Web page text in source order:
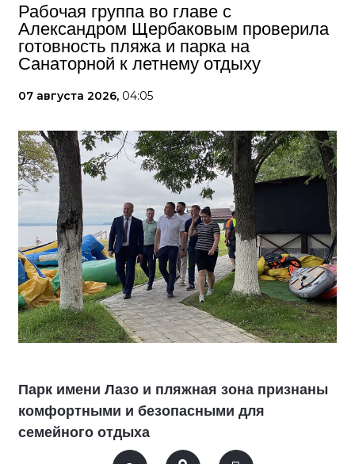
Рабочая группа во главе с
Александром Щербаковым проверила
готовность пляжа и парка на
Санаторной к летнему отдыху
07 августа 2026, 04:05
Парк имени Лазо и пляжная зона признаны
комфортными и безопасными для
семейного отдыха